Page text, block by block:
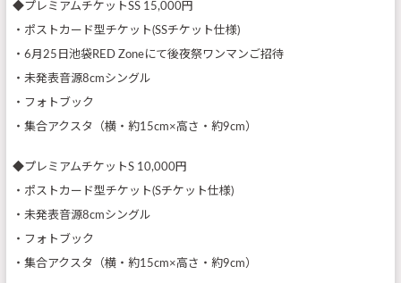
◆プレミアムチケットSS 15,000円
・ポストカード型チケット(SSチケット仕様)
・6月25日池袋RED Zoneにて後夜祭ワンマンご招待
・未発表音源8cmシングル
・フォトブック
・集合アクスタ（横・約15cm×高さ・約9cm）
◆プレミアムチケットS 10,000円
・ポストカード型チケット(Sチケット仕様)
・未発表音源8cmシングル
・フォトブック
・集合アクスタ（横・約15cm×高さ・約9cm）